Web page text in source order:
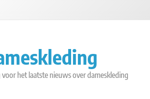
het laatste nieuws over dameskleding